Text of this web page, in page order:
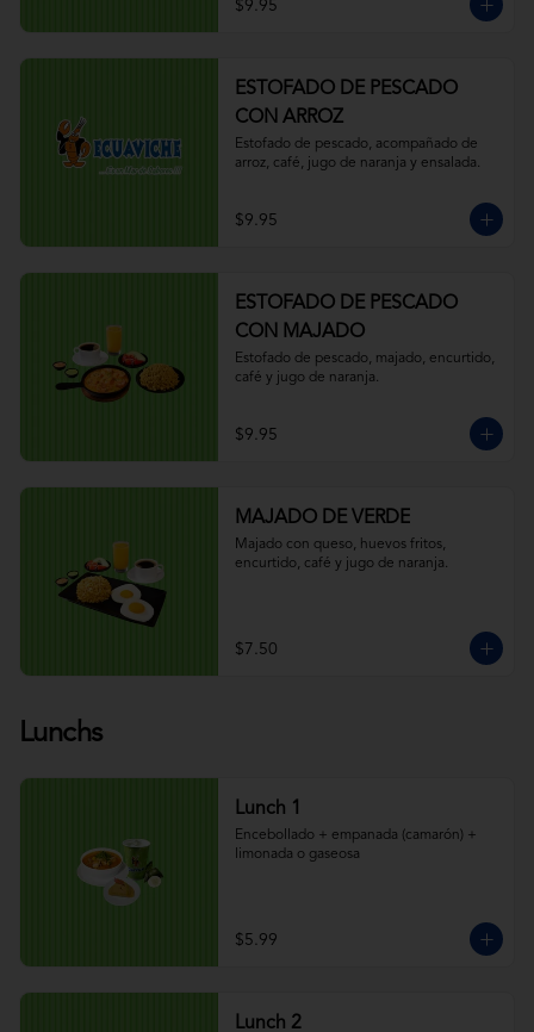
$9.95
ESTOFADO DE PESCADO
CON ARROZ
Estofado de pescado, acompañado de
arroz, café, jugo de naranja y ensalada.
$9.95
ESTOFADO DE PESCADO
CON MAJADO
Estofado de pescado, majado, encurtido,
café y jugo de naranja.
$9.95
MAJADO DE VERDE
Majado con queso, huevos fritos,
encurtido, café y jugo de naranja.
$7.50
Lunchs
Lunch 1
Encebollado + empanada (camarón) +
limonada o gaseosa
$5.99
Lunch 2